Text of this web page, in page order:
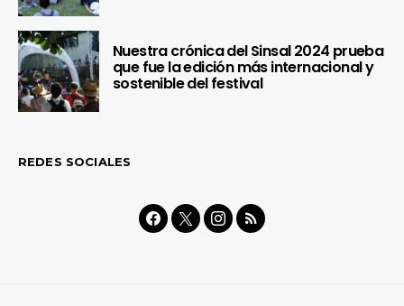
Nuestra crónica del Sinsal 2024 prueba
que fue la edición más internacional y
sostenible del festival
REDES SOCIALES